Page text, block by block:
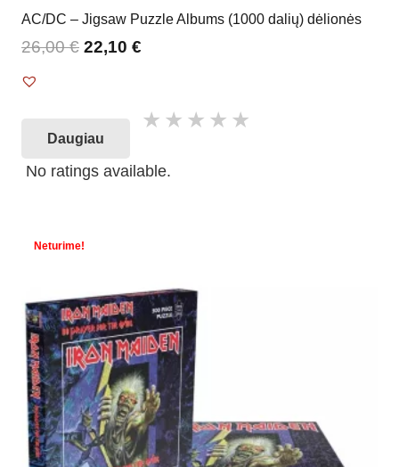
AC/DC – Jigsaw Puzzle Albums (1000 dalių) dėlionės
26,00€ 22,10 €
Daugiau
No ratings available.
Neturime!